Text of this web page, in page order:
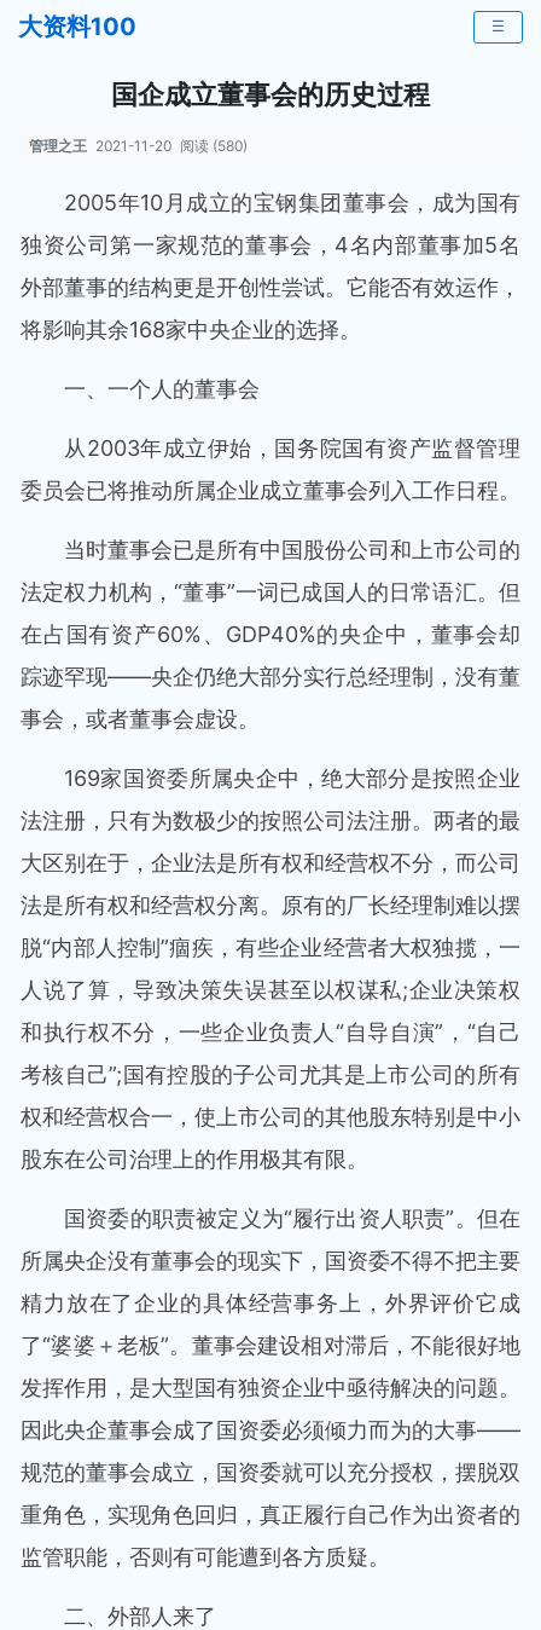
大资料100 ☰
国企成立董事会的历史过程
管理之王 2021-11-20 阅读 (580)
2005年10月成立的宝钢集团董事会，成为国有
独资公司第一家规范的董事会，4名内部董事加5名
外部董事的结构更是开创性尝试。它能否有效运作，
将影响其余168家中央企业的选择。
一、一个人的董事会
从2003年成立伊始，国务院国有资产监督管理
委员会已将推动所属企业成立董事会列入工作日程。
当时董事会已是所有中国股份公司和上市公司的
法定权力机构，“董事”一词已成国人的日常语汇。但
在占国有资产60%、GDP40%的央企中，董事会却
踪迹罕现——央企仍绝大部分实行总经理制，没有董
事会，或者董事会虚设。
169家国资委所属央企中，绝大部分是按照企业
法注册，只有为数极少的按照公司法注册。两者的最
大区别在于，企业法是所有权和经营权不分，而公司
法是所有权和经营权分离。原有的厂长经理制难以摆
脱“内部人控制”痼疾，有些企业经营者大权独揽，一
人说了算，导致决策失误甚至以权谋私;企业决策权
和执行权不分，一些企业负责人“自导自演”，“自己
考核自己”;国有控股的子公司尤其是上市公司的所有
权和经营权合一，使上市公司的其他股东特别是中小
股东在公司治理上的作用极其有限。
国资委的职责被定义为“履行出资人职责”。但在
所属央企没有董事会的现实下，国资委不得不把主要
精力放在了企业的具体经营事务上，外界评价它成
了“婆婆＋老板”。董事会建设相对滞后，不能很好地
发挥作用，是大型国有独资企业中亟待解决的问题。
因此央企董事会成了国资委必须倾力而为的大事——
规范的董事会成立，国资委就可以充分授权，摆脱双
重角色，实现角色回归，真正履行自己作为出资者的
监管职能，否则有可能遭到各方质疑。
二、外部人来了